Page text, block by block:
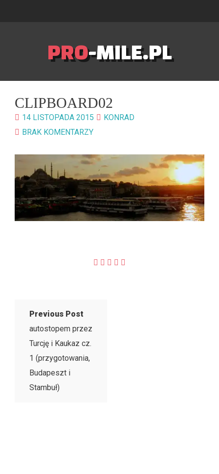
PRO-MILE.PL
CLIPBOARD02
14 LISTOPADA 2015
KONRAD
BRAK KOMENTARZY
Previous Post
autostopem przez
Turcję i Kaukaz cz.
1 (przygotowania,
Budapeszt i
Stambuł)